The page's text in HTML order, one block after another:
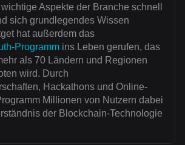
Aspekte der Branche schnell
sich grundlegendes Wissen
hat außerdem das
Programm ins Leben gerufen, das
als 70 Ländern und Regionen
wird. Durch
Hackathons und Online-
Millionen von Nutzern dabei
der Blockchain-Technologie